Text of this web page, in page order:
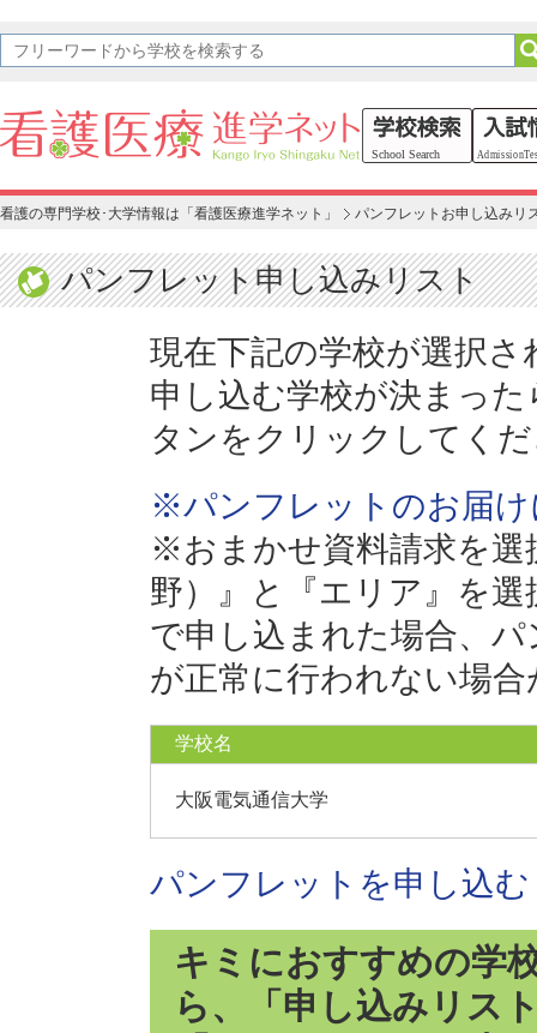
看護の専門学校･大学情報は「看護医療進学ネット」 パンフレットお申し込みリ
パンフレット申し込みリスト
現在下記の学校が選択さ
申し込む学校が決まっ
タンをクリックしてく
※パンフレットのお届け
※おまかせ資料請求を選
野）』と『エリア』を
で申し込まれた場合、
が正常に行われない場
学校名
大阪電気通信大学
パンフレットを申し込む
キミにおすすめの学
ら、「申し込みリス